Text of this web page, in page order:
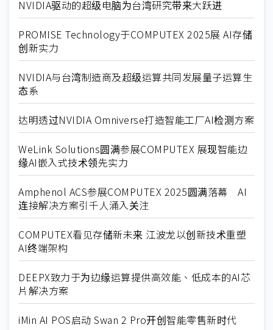
NVIDIA驱动的超级电脑为台湾研究带来大跃进
PROMISE Technology于COMPUTEX 2025展 AI存储
创新实力
NVIDIA与台湾制造商及超级运算共同发展量子运算生
态系
达明透过NVIDIA Omniverse打造智能工厂AI检测方案
WeLink Solutions圆满参展COMPUTEX 展现智能边
缘AI嵌入式技术领先实力
Amphenol ACS参展COMPUTEX 2025圆满落幕 AI
连接解决方案引千人涌入关注
COMPUTEX看见存储新未来 江波龙以创新技术重塑
AI终端架构
DEEPX致力于为边缘运算提供高效能、低成本的AI芯
片解决方案
iMin AI POS启动 Swan 2 Pro开创智能零售新时代